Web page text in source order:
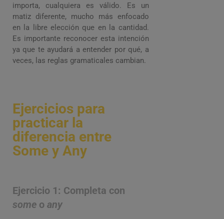
importa, cualquiera es válido. Es un
matiz diferente, mucho más enfocado
en la libre elección que en la cantidad.
Es importante reconocer esta intención
ya que te ayudará a entender por qué, a
veces, las reglas gramaticales cambian.
Ejercicios para
practicar la
diferencia entre
Some y Any
Ejercicio 1: Completa con
some o any